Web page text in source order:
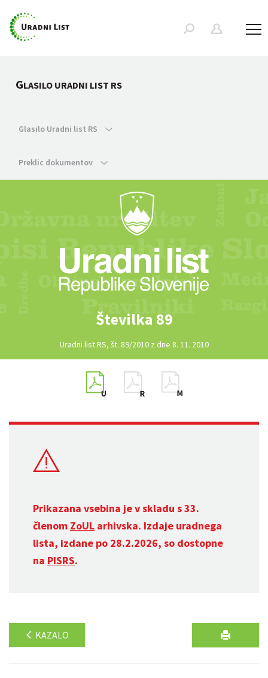
GLASILO URADNI LIST RS
Glasilo Uradni list RS
Preklic dokumentov
Številka 89
Uradni list RS, št. 89/2010 z dne 8. 11. 2010
Prikazana vsebina je v skladu s 33.
členom ZoUL arhivska. Izdaje uradnega
lista, izdane po 28.2.2026, so dostopne
na PISRS.
KAZALO